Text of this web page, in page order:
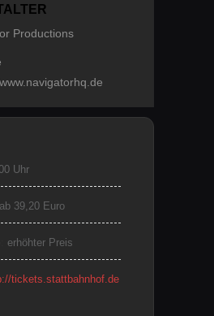
Productions
Uhr
ab 39,20 Euro
erhöhter Preis
tickets.stattbahnhof.de